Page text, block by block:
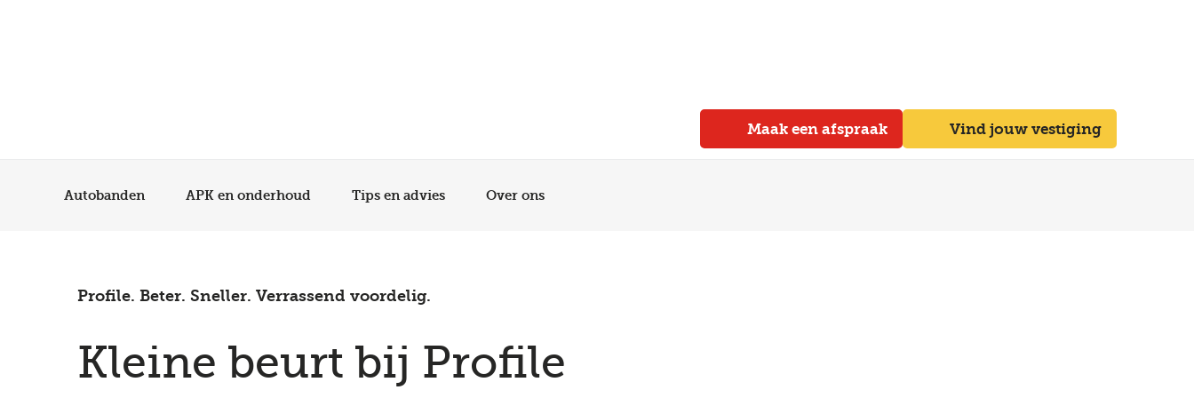
Maak een afspraak Vind jouw vestiging
Autobanden APK en onderhoud Tips en advies Over ons
Profile. Beter. Sneller. Verrassend voordelig.
Kleine beurt bij Profile